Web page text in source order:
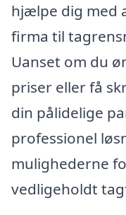
hjælpe dig med
firma til
Uanset om du
priser eller få
din pålidelige
professionel
mulighederne
vedligeholdt